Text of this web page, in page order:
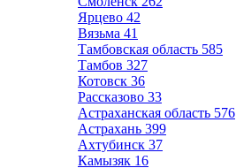
Ярцево 42
Вязьма 41
Тамбовская область 585
Тамбов 327
Котовск 36
Рассказово 33
Астраханская область 576
Астрахань 399
Ахтубинск 37
Камызяк 16